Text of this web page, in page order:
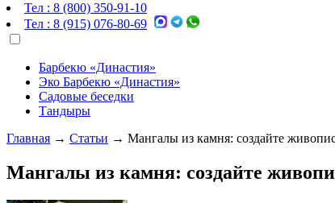
Тел : 8 (800) 350-91-10
Тел : 8 (915) 076-80-69
Барбекю «Династия»
Эко Барбекю «Династия»
Садовые беседки
Тандыры
Главная → Статьи → Мангалы из камня: создайте
Мангалы из камня: создайте